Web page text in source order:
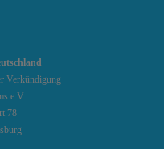
Verkündigung
e.V.
78